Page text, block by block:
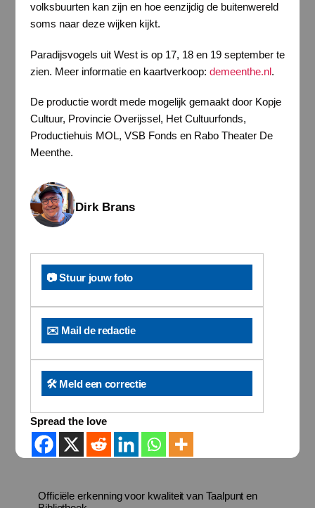
volksbuurten kan zijn en hoe eenzijdig de buitenwereld
soms naar deze wijken kijkt.
Paradijsvogels uit West is op 17, 18 en 19 september te
zien. Meer informatie en kaartverkoop: demeenthe.nl.
De productie wordt mede mogelijk gemaakt door Kopje
Cultuur, Provincie Overijssel, Het Cultuurfonds,
Productiehuis MOL, VSB Fonds en Rabo Theater De
Meenthe.
Dirk Brans
📷 Stuur jouw foto
✉️ Mail de redactie
🛠️ Meld een correctie
Spread the love
Officiële erkenning voor kwaliteit van Taalpunt en